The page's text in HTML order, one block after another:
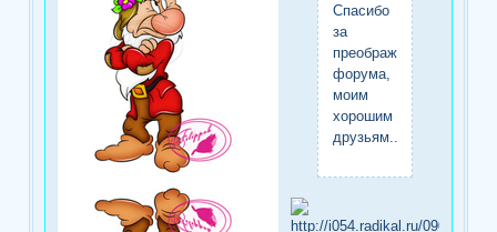
Спасибо
за
преображение
форума,
моим
хорошим
друзьям...)